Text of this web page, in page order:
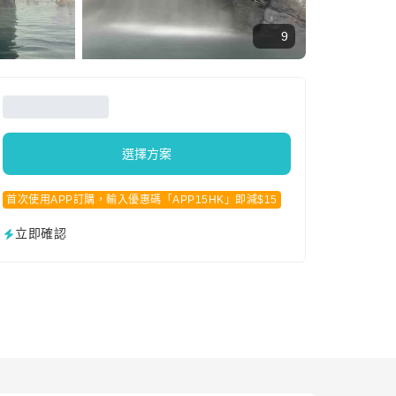
9
選擇方案
首次使用APP訂購，輸入優惠碼「APP15HK」即減$15
立即確認